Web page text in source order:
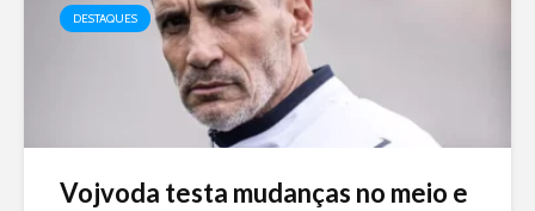
DESTAQUES
Vojvoda testa mudanças no meio e